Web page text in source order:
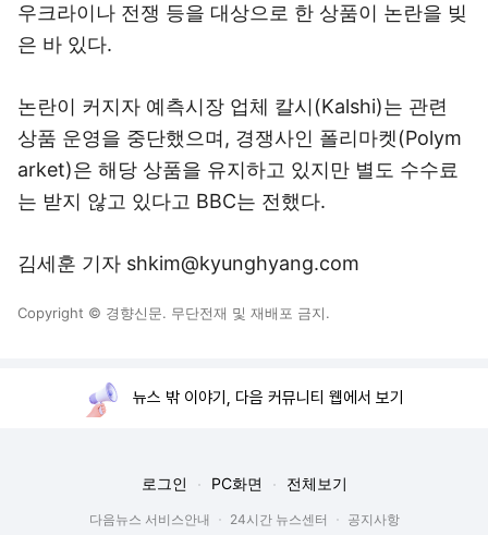
우크라이나 전쟁 등을 대상으로 한 상품이 논란을 빚
은 바 있다.
논란이 커지자 예측시장 업체 칼시(Kalshi)는 관련
상품 운영을 중단했으며, 경쟁사인 폴리마켓(Polym
arket)은 해당 상품을 유지하고 있지만 별도 수수료
는 받지 않고 있다고 BBC는 전했다.
김세훈 기자 shkim@kyunghyang.com
Copyright © 경향신문. 무단전재 및 재배포 금지.
뉴스 밖 이야기, 다음 커뮤니티 웹에서 보기
로그인 PC화면 전체보기
다음뉴스 서비스안내 24시간 뉴스센터 공지사항